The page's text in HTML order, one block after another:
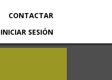
CONTACTAR
INICIAR SESIÓN